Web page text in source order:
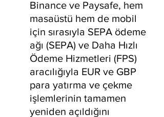
Binance ve Paysafe, hem
masaüstü hem de mobil
için sırasıyla SEPA ödeme
ağı (SEPA) ve Daha Hızlı
Ödeme Hizmetleri (FPS)
aracılığıyla EUR ve GBP
para yatırma ve çekme
işlemlerinin tamamen
yeniden açıldığını